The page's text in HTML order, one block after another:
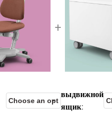
+
выдвижной
ящик